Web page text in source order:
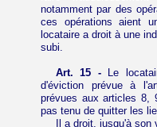
notamment par des
ces opérations aient
locataire a droit à une
subi.
Art. 15 -Le
d'éviction prévue à
prévues aux articles 8,
pas tenu de quitter les
Il a droit, jusqu'à